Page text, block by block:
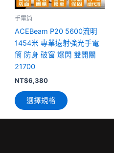
手電筒
ACEBeam P20 5600流明
1454米 專業遠射強光手電
筒 防身 破窗 爆閃 雙開關
21700
NT$6,380
選擇規格
式。
在
產
品
擇